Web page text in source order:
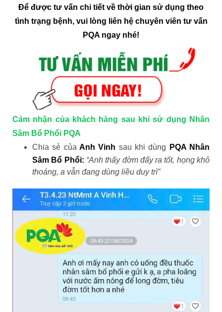
Để được tư vấn chi tiết về thời gian sử dụng theo
tình trạng bệnh, vui lòng liên hệ chuyên viên tư vấn
PQA ngay nhé!
Cảm nhận của khách hàng sau khi sử dụng Nhân
Sâm Bổ Phổi PQA
Chia sẻ của Anh Vinh sau khi dùng
PQA Nhân
Sâm Bổ Phổi: “Anh thấy đờm đẩy ra tốt, họng khô
thoáng, a vẫn đang dùng liều duy trì”